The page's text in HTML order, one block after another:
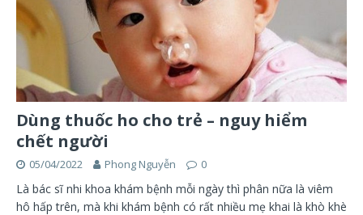
Dùng thuốc ho cho trẻ – nguy hiểm
chết người
05/04/2022 Phong Nguyễn 0
Là bác sĩ nhi khoa khám bệnh mỗi ngày thì phân nữa là viêm
hô hấp trên, mà khi khám bệnh có rất nhiều mẹ khai là khò khè